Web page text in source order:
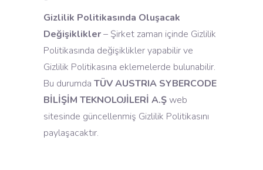
Gizlilik Politikasında Oluşacak
Değişiklikler– Şirket zaman içinde Gizlilik
Politikasında değişiklikler yapabilir ve
Gizlilik Politikasına eklemelerde bulunabilir.
Bu durumda TÜV AUSTRIA SYBERCODE
BİLİŞİM TEKNOLOJİLERİ A.Şweb
sitesinde güncellenmiş Gizlilik Politikasını
paylaşacaktır.